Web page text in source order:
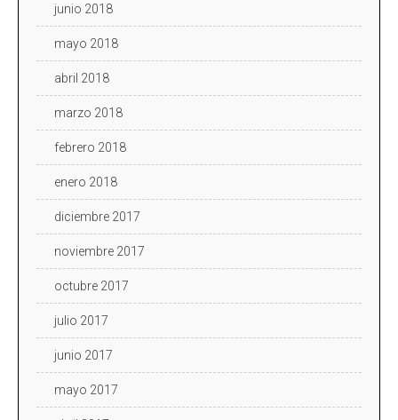
junio 2018
mayo 2018
abril 2018
marzo 2018
febrero 2018
enero 2018
diciembre 2017
noviembre 2017
octubre 2017
julio 2017
junio 2017
mayo 2017